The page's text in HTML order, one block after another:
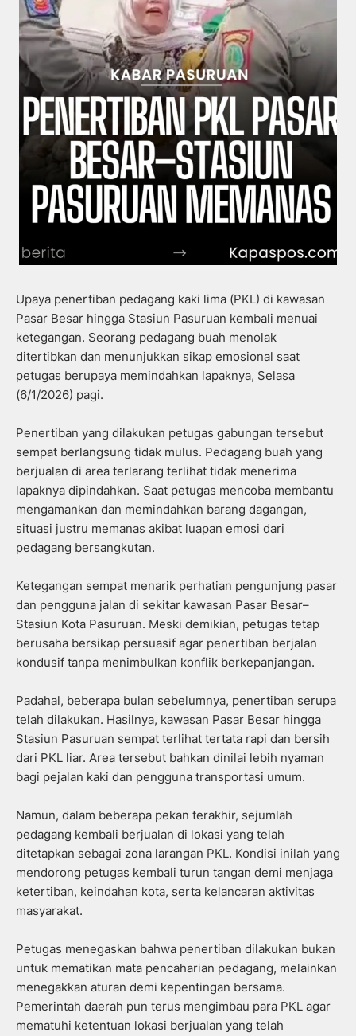
Upaya penertiban pedagang kaki lima (PKL) di kawasan
Pasar Besar hingga Stasiun Pasuruan kembali menuai
ketegangan. Seorang pedagang buah menolak
ditertibkan dan menunjukkan sikap emosional saat
petugas berupaya memindahkan lapaknya, Selasa
(6/1/2026) pagi.
Penertiban yang dilakukan petugas gabungan tersebut
sempat berlangsung tidak mulus. Pedagang buah yang
berjualan di area terlarang terlihat tidak menerima
lapaknya dipindahkan. Saat petugas mencoba membantu
mengamankan dan memindahkan barang dagangan,
situasi justru memanas akibat luapan emosi dari
pedagang bersangkutan.
Ketegangan sempat menarik perhatian pengunjung pasar
dan pengguna jalan di sekitar kawasan Pasar Besar–
Stasiun Kota Pasuruan. Meski demikian, petugas tetap
berusaha bersikap persuasif agar penertiban berjalan
kondusif tanpa menimbulkan konflik berkepanjangan.
Padahal, beberapa bulan sebelumnya, penertiban serupa
telah dilakukan. Hasilnya, kawasan Pasar Besar hingga
Stasiun Pasuruan sempat terlihat tertata rapi dan bersih
dari PKL liar. Area tersebut bahkan dinilai lebih nyaman
bagi pejalan kaki dan pengguna transportasi umum.
Namun, dalam beberapa pekan terakhir, sejumlah
pedagang kembali berjualan di lokasi yang telah
ditetapkan sebagai zona larangan PKL. Kondisi inilah yang
mendorong petugas kembali turun tangan demi menjaga
ketertiban, keindahan kota, serta kelancaran aktivitas
masyarakat.
Petugas menegaskan bahwa penertiban dilakukan bukan
untuk mematikan mata pencaharian pedagang, melainkan
menegakkan aturan demi kepentingan bersama.
Pemerintah daerah pun terus mengimbau para PKL agar
mematuhi ketentuan lokasi berjualan yang telah